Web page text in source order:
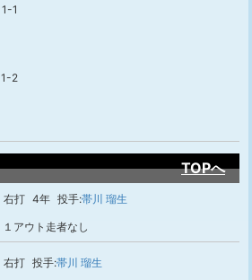
1-1
1-2
TOPへ
右打 4年 投手:帯川 瑠生
１アウト走者なし
右打 投手:帯川 瑠生